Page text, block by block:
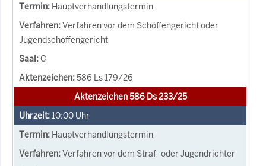
Hauptverhandlungstermin
Verfahren vor dem Schöffengericht oder
Jugendschöffengericht
C
586 Ls 179/26
Aktenzeichen 586 Ds 233/25
10:00 Uhr
Hauptverhandlungstermin
Verfahren vor dem Straf- oder Jugendrichter